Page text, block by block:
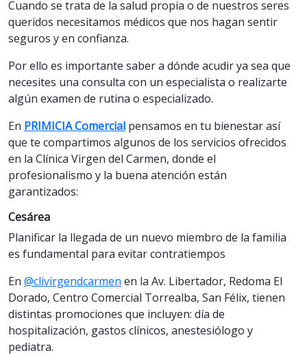
Cuando se trata de la salud propia o de nuestros seres
queridos necesitamos médicos que nos hagan sentir
seguros y en confianza.
Por ello es importante saber a dónde acudir ya sea que
necesites una consulta con un especialista o realizarte
algún examen de rutina o especializado.
En PRIMICIA Comercial pensamos en tu bienestar así
que te compartimos algunos de los servicios ofrecidos
en la Clínica Virgen del Carmen, donde el
profesionalismo y la buena atención están
garantizados:
Cesárea
Planificar la llegada de un nuevo miembro de la familia
es fundamental para evitar contratiempos
En @clivirgendcarmen en la Av. Libertador, Redoma El
Dorado, Centro Comercial Torrealba, San Félix, tienen
distintas promociones que incluyen: día de
hospitalización, gastos clínicos, anestesiólogo y
pediatra.